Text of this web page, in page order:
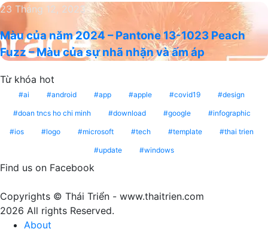
trị
hướng
năm
Mocha
–
màu
cà
mang
Màu
năm
2024
Pantone
1023
Fuzz
Màu
sự
nhã
nhặn
23 Tháng 12, 2023
Màu của năm 2024 – Pantone 13-1023 Peach
Fuzz – Màu của sự nhã nhặn và ấm áp
Từ khóa hot
ai android app apple covid19 design
doan tncs ho chi minh download google infographic
ios logo microsoft tech template thai trien
update windows
Find us on Facebook
Copyrights © Thái Triển - www.thaitrien.com
2026 All rights Reserved.
About